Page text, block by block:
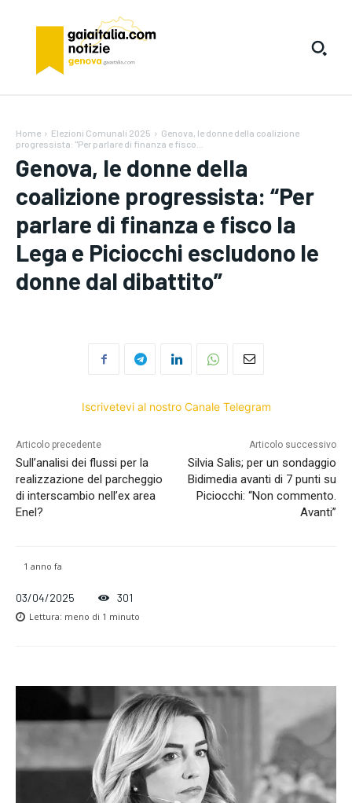
Home Elezioni Comunali 2025
Genova, le donne della coalizione
progressista: "Per parlare di finanza e fisco...
Genova, le donne della
coalizione progressista: “Per
parlare di finanza e fisco la
Lega e Piciocchi escludono le
donne dal dibattito”
Iscrivetevi al nostro Canale Telegram
Articolo precedente
Sull’analisi dei flussi per la
realizzazione del parcheggio
di interscambio nell’ex area
Enel?
Articolo successivo
Silvia Salis; per un sondaggio
Bidimedia avanti di 7 punti su
Piciocchi: “Non commento.
Avanti”
1 anno fa
03/04/2025 301
Lettura: meno di 1 minuto